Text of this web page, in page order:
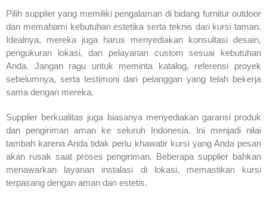
Pilih supplier yang memiliki pengalaman di bidang furnitur outdoor
dan memahami kebutuhan estetika serta teknis dari kursi taman.
Idealnya, mereka juga harus menyediakan konsultasi desain,
pengukuran lokasi, dan pelayanan custom sesuai kebutuhan
Anda. Jangan ragu untuk meminta katalog, referensi proyek
sebelumnya, serta testimoni dari pelanggan yang telah bekerja
sama dengan mereka.
Supplier berkualitas juga biasanya menyediakan garansi produk
dan pengiriman aman ke seluruh Indonesia. Ini menjadi nilai
tambah karena Anda tidak perlu khawatir kursi yang Anda pesan
akan rusak saat proses pengiriman. Beberapa supplier bahkan
menawarkan layanan instalasi di lokasi, memastikan kursi
terpasang dengan aman dan estetis.